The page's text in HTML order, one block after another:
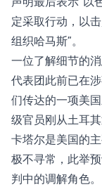
定采取行动，以
组织哈马斯”。
一位了解细节的
代表团此前已在
们传达的一项美
级官员刚从土耳其
卡塔尔是美国的
极不寻常，此举
判中的调解角色。